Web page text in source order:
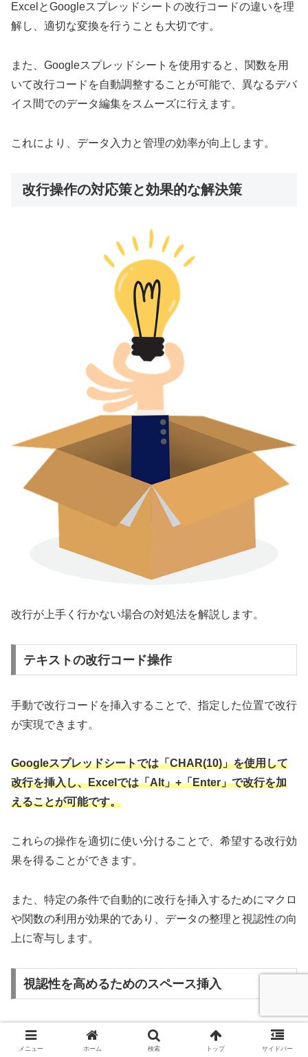
ExcelとGoogleスプレッドシートの改行コードの違いを理
解し、適切な変換を行うことも大切です。
また、Googleスプレッドシートを使用すると、関数を用
いて改行コードを自動調整することが可能で、異なるデバ
イス間でのデータ編集をスムーズに行えます。
これにより、データ入力と管理の効率が向上します。
改行操作の対応策と効果的な解決策
改行が上手く行かない場合の対処法を解説します。
テキストの改行コード操作
手動で改行コードを挿入することで、指定した位置で改行
が実現できます。
Googleスプレッドシートでは「CHAR(10)」を使用して
改行を挿入し、Excelでは「Alt」+「Enter」で改行を加
えることが可能です。
これらの操作を適切に使い分けることで、希望する改行効
果を得ることができます。
また、特定の条件で自動的に改行を挿入するためにマクロ
や関数の利用が効果的であり、データの整理と視認性の向
上に寄与します。
視認性を高めるためのスペース挿入
改行ができない場合、適切なスペースの挿入でテキストの
読みやすさを向上させます。
メニュー ホーム 検索 トップ サイドバー